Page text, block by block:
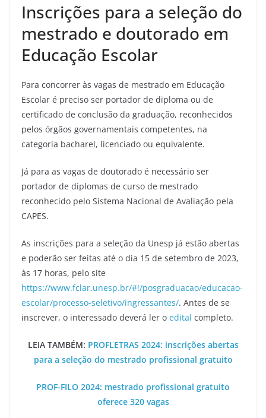
Inscrições para a seleção do
mestrado e doutorado em
Educação Escolar
Para concorrer às vagas de mestrado em Educação
Escolar é preciso ser portador de diploma ou de
certificado de conclusão da graduação, reconhecidos
pelos órgãos governamentais competentes, na
categoria bacharel, licenciado ou equivalente.
Já para as vagas de doutorado é necessário ser
portador de diplomas de curso de mestrado
reconhecido pelo Sistema Nacional de Avaliação pela
CAPES.
As inscrições para a seleção da Unesp já estão abertas
e poderão ser feitas até o dia 15 de setembro de 2023,
às 17 horas, pelo site
https://www.fclar.unesp.br/#!/posgraduacao/educacao-
escolar/processo-seletivo/ingressantes/. Antes de se
inscrever, o interessado deverá ler o edital completo.
LEIA TAMBÉM: PROFLETRAS 2024: inscrições abertas
para a seleção do mestrado profissional gratuito
PROF-FILO 2024: mestrado profissional gratuito
oferece 320 vagas